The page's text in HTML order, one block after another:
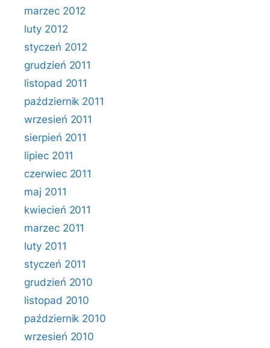
marzec 2012
luty 2012
styczeń 2012
grudzień 2011
listopad 2011
październik 2011
wrzesień 2011
sierpień 2011
lipiec 2011
czerwiec 2011
maj 2011
kwiecień 2011
marzec 2011
luty 2011
styczeń 2011
grudzień 2010
listopad 2010
październik 2010
wrzesień 2010